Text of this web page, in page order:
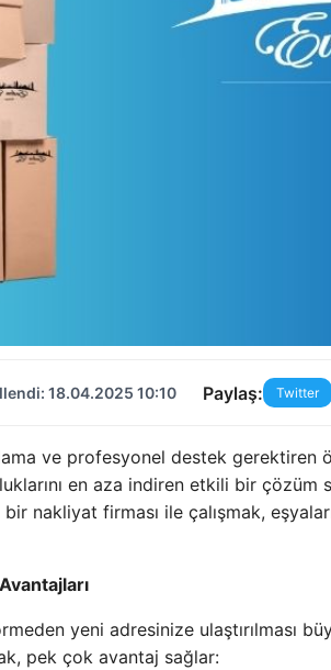
18.04.2025 10:10 Paylaş: Twitter
ve profesyonel destek gerektiren
en aza indiren etkili bir çözüm
nakliyat firması ile çalışmak,
yeni adresinize ulaştırılması
pek çok avantaj sağlar: